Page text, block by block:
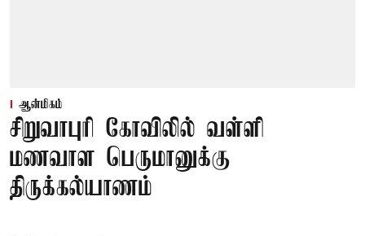
ஆன்மிகம்
சிறுவாபுரி கோவிலில் வள்ளி
மணவாள பெருமானுக்கு
திருக்கல்யாணம்